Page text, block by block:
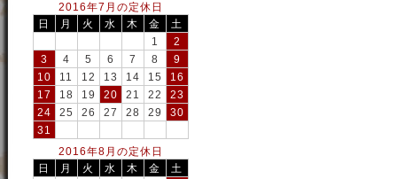
2016年7月の定休日
日
月 火 水 木 金
土
1
2
3
4 5 6 7 8
9
10
11 12 13 14 15
16
17
18 19 20 21 22
23
24
25 26 27 28 29
30
31
2016年8月の定休日
日
月 火 水 木 金
土